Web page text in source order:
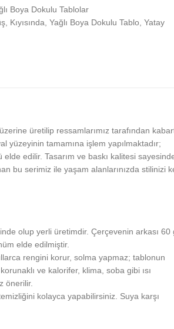
Boya Dokulu Tablolar
Kıyısında Yağlı Boya Dokulu Tablo Yatay
üretilip ressamlarımız tarafından
yüzeyinin tamamına işlem yapılmaktadır;
edilir. Tasarım ve baskı kalitesi
bu serimiz ile yaşam alanlarınızda stilinizi
olup yerli üretimdir. Çerçevenin arkası 60
elde edilmiştir.
rengini korur, solma yapmaz; tablonun
ve kalorifer, klima, soba gibi ısı
önerilir.
kolayca yapabilirsiniz. Suya karşı